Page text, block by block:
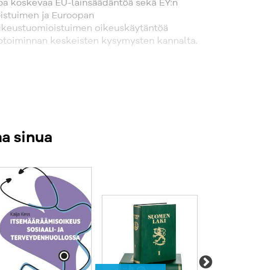
koskevaa EU-lainsäädäntöä sekä EY:n
ja Euroopan
oikeuskäytäntöä
keskeisten kysymysten kannalta.
sinua